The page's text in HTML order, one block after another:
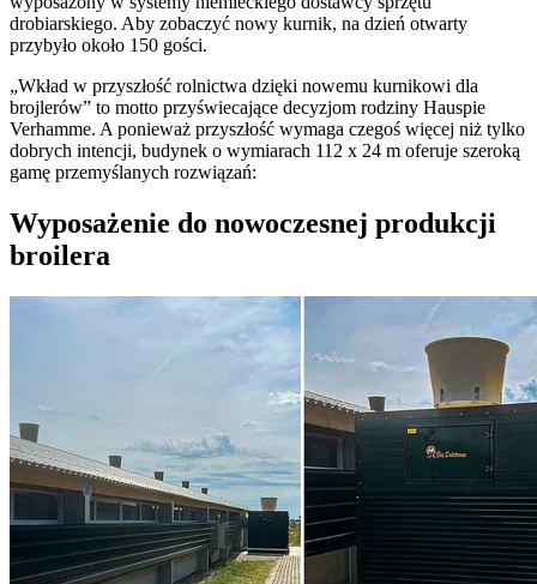
drobiarskiego. Aby zobaczyć nowy kurnik, na dzień otwarty
przybyło około 150 gości.
„Wkład w przyszłość rolnictwa dzięki nowemu kurnikowi dla
brojlerów” to motto przyświecające decyzjom rodziny Hauspie
Verhamme. A ponieważ przyszłość wymaga czegoś więcej niż tylko
dobrych intencji, budynek o wymiarach 112 x 24 m oferuje szeroką
gamę przemyślanych rozwiązań:
Wyposażenie do nowoczesnej produkcji
broilera